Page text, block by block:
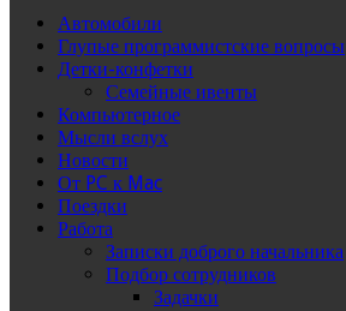
Автомобили
Глупые программистские вопросы
Детки-конфетки
Семейные ивенты
Компьютерное
Мысли вслух
Новости
От PC к Mac
Поездки
Работа
Записки доброго начальника
Подбор сотрудников
Задачки